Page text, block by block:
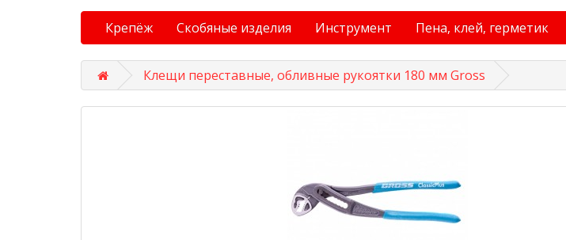
Крепёж Скобяные изделия Инструмент Пена, клей, герметик
Клещи переставные, обливные рукоятки 180 мм Gross